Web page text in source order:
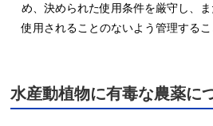
め、決められた使用条件を厳守し、
使用されることのないよう管理するこ
水産動植物に有毒な農薬に